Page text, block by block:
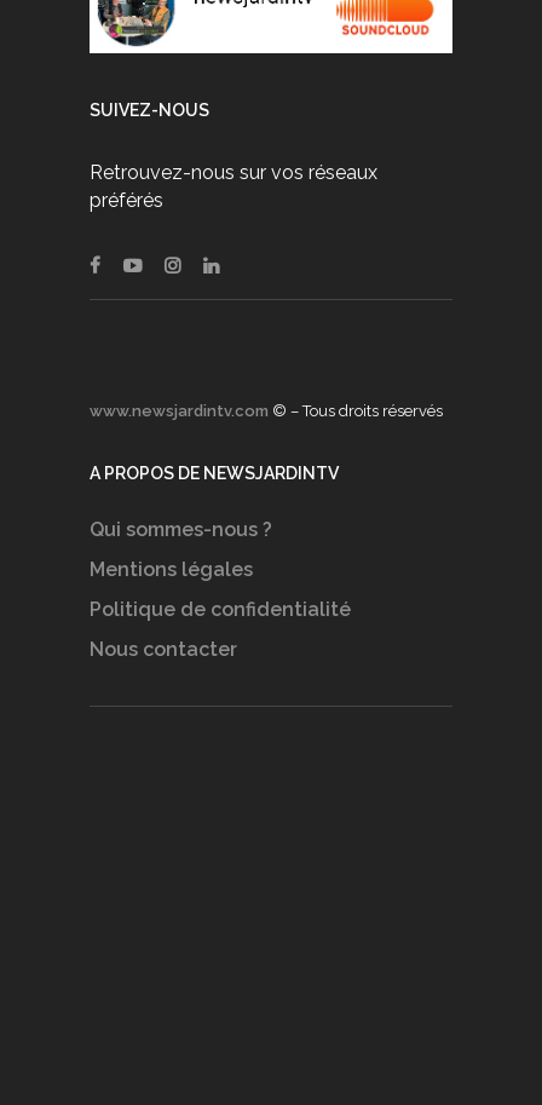
SUIVEZ-NOUS
Retrouvez-nous sur vos réseaux
préférés
www.newsjardintv.com © – Tous droits réservés
A PROPOS DE NEWSJARDINTV
Qui sommes-nous ?
Mentions légales
Politique de confidentialité
Nous contacter